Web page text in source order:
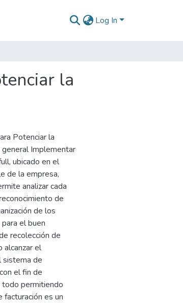
Log In
la
Potenciar la
Implementar
ubicado en el
de la empresa,
analizar cada
de
de los
el buen
recolección de
alcanzar el
sistema de
el fin de
todo permitiendo
es un